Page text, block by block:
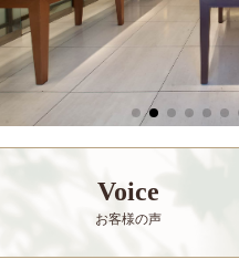
Voice
お客様の声